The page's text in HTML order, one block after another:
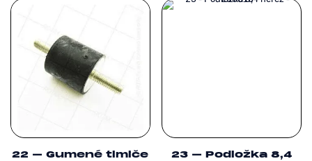
22 – Gumené tlmiče
23 – Podložka 8,4